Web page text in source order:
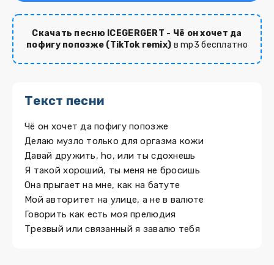
Скачать песню ICEGERGERT - Чё он хочет да
пофигу попозже (TikTok remix) в mp3 бесплатно
Текст песни
Чё он хочет да пофигу попозже
Делаю музло только для оргазма кожи
Давай дружить, ho, или ты сдохнешь
Я такой хороший, ты меня не бросишь
Она прыгает на мне, как на батуте
Мой авторитет на улице, а не в валюте
Говорить как есть моя прелюдия
Трезвый или связанный я завалю тебя